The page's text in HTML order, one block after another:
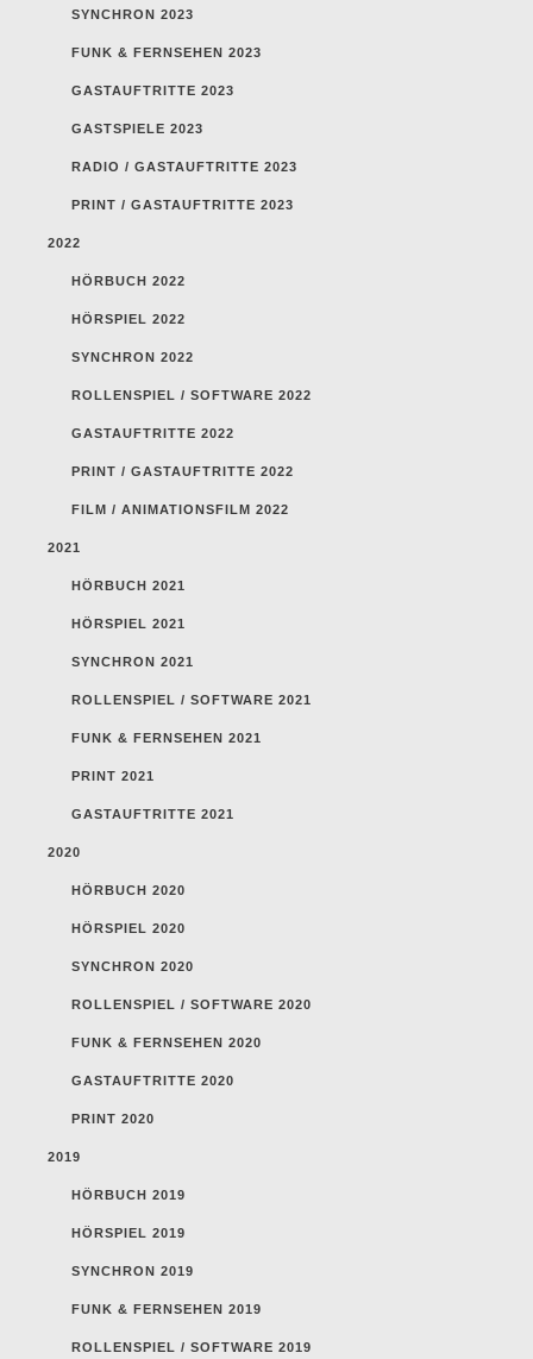
SYNCHRON 2023
FUNK & FERNSEHEN 2023
GASTAUFTRITTE 2023
GASTSPIELE 2023
RADIO / GASTAUFTRITTE 2023
PRINT / GASTAUFTRITTE 2023
2022
HÖRBUCH 2022
HÖRSPIEL 2022
SYNCHRON 2022
ROLLENSPIEL / SOFTWARE 2022
GASTAUFTRITTE 2022
PRINT / GASTAUFTRITTE 2022
FILM / ANIMATIONSFILM 2022
2021
HÖRBUCH 2021
HÖRSPIEL 2021
SYNCHRON 2021
ROLLENSPIEL / SOFTWARE 2021
FUNK & FERNSEHEN 2021
PRINT 2021
GASTAUFTRITTE 2021
2020
HÖRBUCH 2020
HÖRSPIEL 2020
SYNCHRON 2020
ROLLENSPIEL / SOFTWARE 2020
FUNK & FERNSEHEN 2020
GASTAUFTRITTE 2020
PRINT 2020
2019
HÖRBUCH 2019
HÖRSPIEL 2019
SYNCHRON 2019
FUNK & FERNSEHEN 2019
ROLLENSPIEL / SOFTWARE 2019